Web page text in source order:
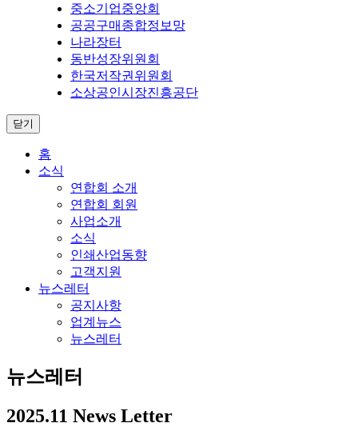
중소기업중앙회
공공구매종합정보망
나라장터
동반성장위원회
한국저작권위원회
소상공인시장진흥공단
닫기
홈
소식
연합회 소개
연합회 회원
사업소개
소식
인쇄산업동향
고객지원
뉴스레터
공지사항
업계뉴스
뉴스레터
뉴스레터
2025.11 News Letter